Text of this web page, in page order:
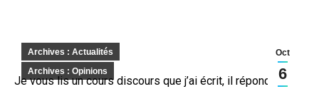
Oct
6
Archives : Actualités
Archives : Opinions
Je vous lis un cours discours que j’ai écrit, il répond à